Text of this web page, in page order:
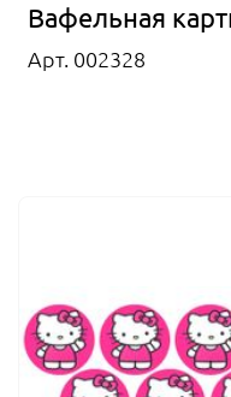
Вафельная
Арт. 002328